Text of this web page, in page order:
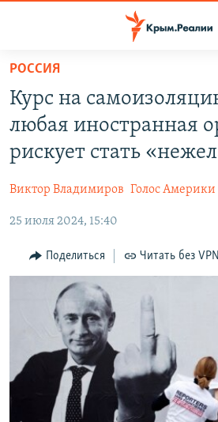
Вернуться
основному
содержанию
главной
навигации
Вернутся
поиску
СПЕЦПРОЕКТЫ
11 ЛЕТ ОККУПАЦИИ КРЫМА. 11
ЕЩЕ
ИНТЕРАКТИВ
ИНФОГРАФИКА
ТЕЛЕПРОЕКТ КРЫМ.РЕАЛИИ
СОВЕТЫ ПРАВОЗАЩИТНИКОВ
ПРОПАВШИЕ БЕЗ ВЕСТИ
ПОБЕДИТЕЛЕЙ НЕ СУДЯТ?
КРЫМ.НЕПОКОРЕННЫЙ
РАДІО СВОБОДА
КАК ОБОЙТИ БЛОКИРОВКУ
Українською
Qırımtatar
ПРИСОЕДИНЯЙТЕСЬ!
РОССИЯ
Курс на
любая иностранная
рискует стать
Виктор Владимиров Голос Америки
25 июля 2024, 15:40
Поделиться Читать без VPN